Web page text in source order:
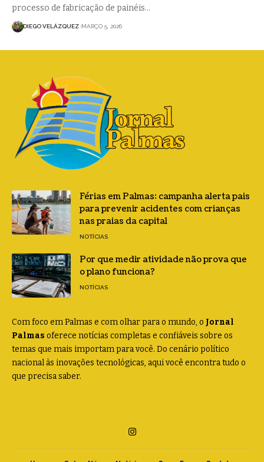
processo de fabricação de painéis…
DIEGO VELÁZQUEZ MARÇO 5, 2026
Férias em Palmas: campanha alerta pais
para prevenir acidentes com crianças
nas praias da capital
NOTÍCIAS
Por que medir atividade não prova que
o plano funciona?
NOTÍCIAS
Com foco em Palmas e com olhar para o mundo, o Jornal
Palmas oferece notícias completas e confiáveis sobre os
temas que mais importam para você. Do cenário político
nacional às inovações tecnológicas, aqui você encontra tudo o
que precisa saber.